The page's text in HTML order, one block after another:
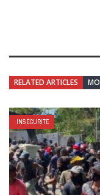
RELATED ARTICLES
INSÉCURITÉ